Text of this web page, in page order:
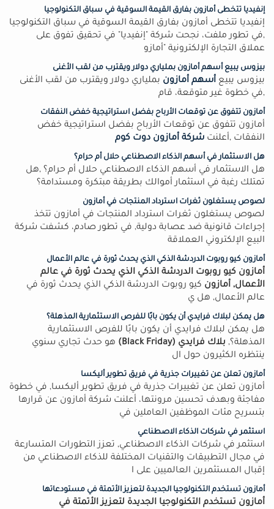
إنفيديا تتخطى أمازون بفارق القيمة السوقية في سباق التكنولوجيا
إنفيديا تتخطى أمازون بفارق القيمة السوقية في سباق التكنولوجيا
,في تطور ملفت، نجحت شركة "إنفيديا" في تحقيق تفوق على
عملاق التجارة الإلكترونية "أمازو
بيزوس يبيع أسهم أمازون بملياري دولار ويقترب من لقب الأغنى
بيزوس يبيع أسهم أمازون بملياري دولار ويقترب من لقب الأغنى
,في خطوة غير متوقعة، قام
أمازون تتفوق عن توقعات الأرباح بفضل استراتيجية خفض النفقات
أمازون تتفوق عن توقعات الأرباح بفضل استراتيجية خفض
النفقات ,أعلنت شركة أمازون دوت كوم
هل الاستثمار في أسهم الذكاء الاصطناعي حلال أم حرام؟
هل الاستثمار في أسهم الذكاء الاصطناعي حلال أم حرام؟ ,هل
تمتلك رغبة في استثمار أموالك بطريقة مبتكرة ومستدامة؟
لصوص يستغلون ثغرات استرداد المنتجات في أمازون
لصوص يستغلون ثغرات استرداد المنتجات في أمازون تتخذ
إجراءات قانونية ضد عصابة دولية, في تطور صادم، كشفت شركة
البيع الإلكتروني العملاقة
أمازون كيو روبوت الدردشة الذكي الذي يحدث ثورة في عالم الأعمال
أمازون كيو روبوت الدردشة الذكي الذي يحدث ثورة في عالم
الأعمال, أمازون كيو روبوت الدردشة الذكي الذي يحدث ثورة في
عالم الأعمال, هل ي
هل يمكن لبلاك فرايدي أن يكون بابًا للفرص الاستثمارية المذهلة؟
هل يمكن لبلاك فرايدي أن يكون بابًا للفرص الاستثمارية
المذهلة؟, بلاك فرايدي (Black Friday)
هو حدث تجاري سنوي
ينتظره الكثيرون حول ال
أمازون تعلن عن تغييرات جذرية في فريق تطوير أليكسا
أمازون تعلن عن تغييرات جذرية في فريق تطوير أليكسا, في خطوة
مفاجئة وبهدف تحسين مرونتها، أعلنت شركة أمازون عن قرارها
بتسريح مئات الموظفين العاملين في
استثمر في شركات الذكاء الاصطناعي
استثمر في شركات الذكاء الاصطناعي, تعزز التطورات المتسارعة
في مجال التطبيقات والتقنيات المختلفة للذكاء الاصطناعي من
إقبال المستثمرين العالميين على ا
أمازون تستخدم التكنولوجيا الجديدة لتعزيز الأتمتة في مستودعاتها
أمازون تستخدم التكنولوجيا الجديدة لتعزيز الأتمتة في